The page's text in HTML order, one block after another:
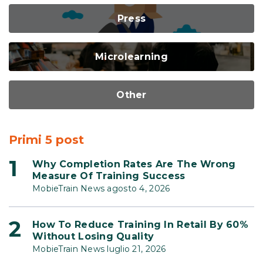
Press
Microlearning
Other
Primi 5 post
Why Completion Rates Are The Wrong
Measure Of Training Success
MobieTrain News agosto 4, 2026
How To Reduce Training In Retail By 60%
Without Losing Quality
MobieTrain News luglio 21, 2026